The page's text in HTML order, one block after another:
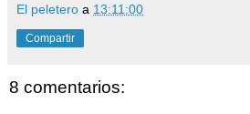
El peletero a 13:11:00
Compartir
8 comentarios: